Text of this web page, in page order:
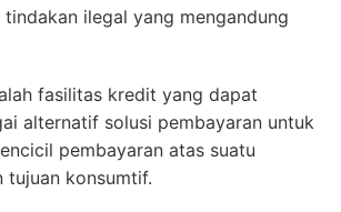
ilegal yang mengandung
fasilitas kredit yang dapat
alternatif solusi pembayaran untuk
pembayaran atas suatu
tujuan konsumtif.